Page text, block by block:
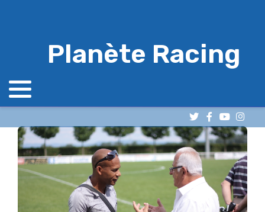
Planète Racing